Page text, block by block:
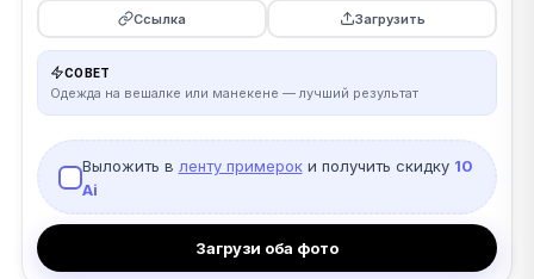
Ссылка Загрузить
СОВЕТ
Одежда на вешалке или манекене — лучший результат
Выложить в ленту примероки получить скидку 10
Ai
Загрузи оба фото